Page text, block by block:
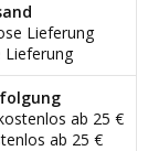
Lieferung
Lieferung
ab 25 €
ab 25 €